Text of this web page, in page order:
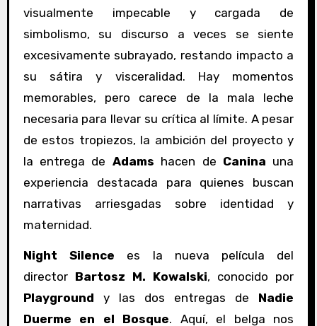
visualmente impecable y cargada de
simbolismo, su discurso a veces se siente
excesivamente subrayado, restando impacto a
su sátira y visceralidad. Hay momentos
memorables, pero carece de la mala leche
necesaria para llevar su crítica al límite. A pesar
de estos tropiezos, la ambición del proyecto y
la entrega de Adams hacen de Canina una
experiencia destacada para quienes buscan
narrativas arriesgadas sobre identidad y
maternidad.
Night Silence es la nueva película del
director Bartosz M. Kowalski, conocido por
Playground y las dos entregas de Nadie
Duerme en el Bosque. Aquí, el belga nos